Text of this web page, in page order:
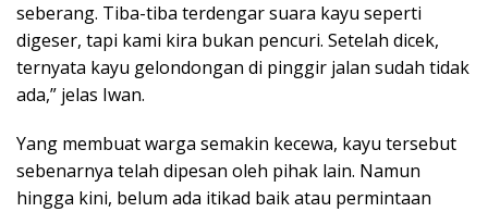
seberang. Tiba-tiba terdengar suara kayu seperti
digeser, tapi kami kira bukan pencuri. Setelah dicek,
ternyata kayu gelondongan di pinggir jalan sudah tidak
ada,” jelas Iwan.
Yang membuat warga semakin kecewa, kayu tersebut
sebenarnya telah dipesan oleh pihak lain. Namun
hingga kini, belum ada itikad baik atau permintaan